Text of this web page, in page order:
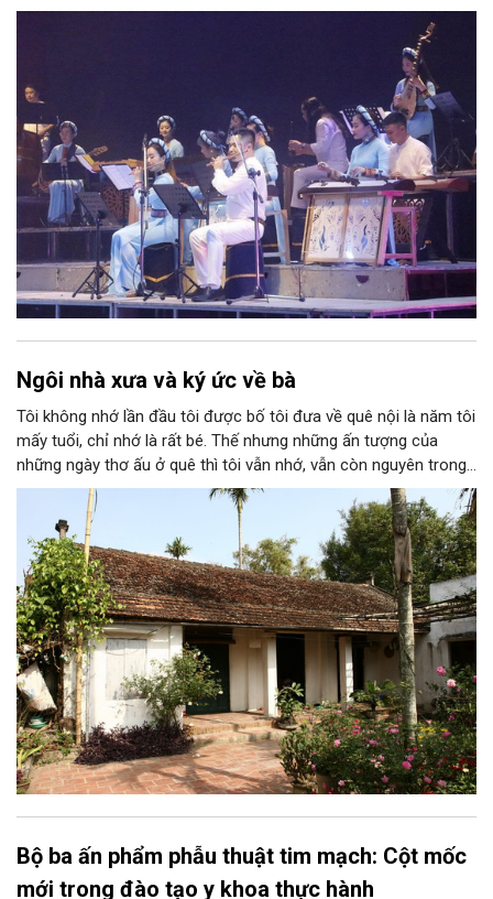
phối khí mới trên nền tảng làn điệu âm nhạc truyền thống Việt
Nam, đồng thời phải được trình diễn trực tiếp bằng nhạc cụ dân
Ngôi nhà xưa và ký ức về bà
Tôi không nhớ lần đầu tôi được bố tôi đưa về quê nội là năm tôi
mấy tuổi, chỉ nhớ là rất bé. Thế nhưng những ấn tượng của
những ngày thơ ấu ở quê thì tôi vẫn nhớ, vẫn còn nguyên trong
ký ức. Tôi nhớ cái cổng nhỏ với hàng rào dâm bụt, nhớ ngôi nhà
mái ngói, khoảng sân rộng với hai cây cau cao vút, căn bếp luôn
thơm nồng khói lửa…; nhớ ông tôi rất nghiêm, bà tôi rất hiền và
cô tôi (tất nhiên khi đó chưa lấy chồng) thì rất tuyệt vời!
Bộ ba ấn phẩm phẫu thuật tim mạch: Cột mốc
mới trong đào tạo y khoa thực hành